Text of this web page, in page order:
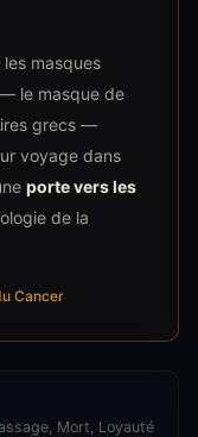
masques
le masque de
grecs —
voyage dans
porte vers les
de la
Cancer
Mort, Loyauté